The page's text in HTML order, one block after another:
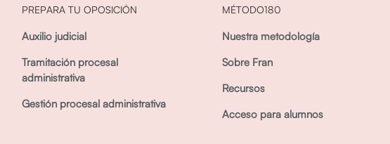
PREPARA TU OPOSICIÓN
Auxilio judicial
Tramitación procesal
administrativa
Gestión procesal administrativa
MÉTODO180
Nuestra metodología
Sobre Fran
Recursos
Acceso para alumnos